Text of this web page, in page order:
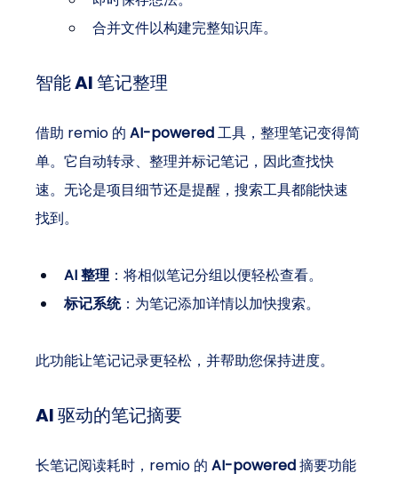
合并文件以构建完整知识库。
智能 AI 笔记整理
借助 remio 的 AI-powered 工具，整理笔记变得简
单。它自动转录、整理并标记笔记，因此查找快
速。无论是项目细节还是提醒，搜索工具都能快速
找到。
AI 整理：将相似笔记分组以便轻松查看。
标记系统：为笔记添加详情以加快搜索。
此功能让笔记记录更轻松，并帮助您保持进度。
AI 驱动的笔记摘要
长笔记阅读耗时，remio 的 AI-powered 摘要功能